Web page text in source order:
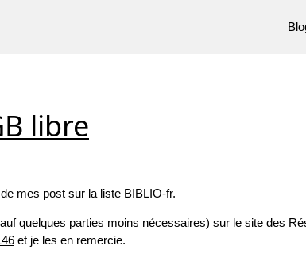
libre
mes post sur la liste BIBLIO-fr.
quelques parties moins nécessaires) sur le site des
et je les en remercie.